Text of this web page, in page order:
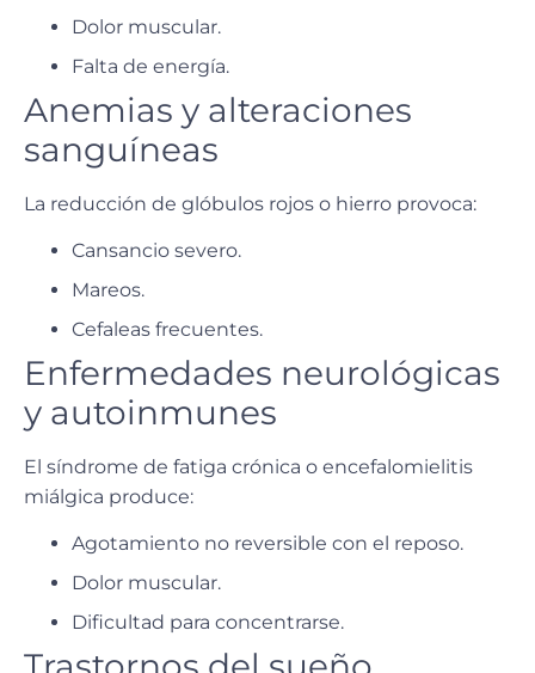
Dolor muscular.
Falta de energía.
Anemias y alteraciones
sanguíneas
La reducción de glóbulos rojos o hierro provoca:
Cansancio severo.
Mareos.
Cefaleas frecuentes.
Enfermedades neurológicas
y autoinmunes
El síndrome de fatiga crónica o encefalomielitis
miálgica produce:
Agotamiento no reversible con el reposo.
Dolor muscular.
Dificultad para concentrarse.